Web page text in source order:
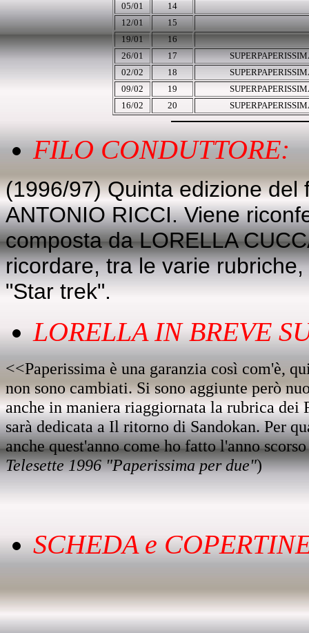
05/01
14
12/01
15
19/01
16
26/01
17
02/02
18
09/02
19
16/02
20
FILO CONDUTTORE:
(1996/97) Quinta edizione
ANTONIO RICCI. Viene
composta da LORELLA
ricordare, tra le varie
"Star trek".
LORELLA IN BREVE
<<Paperissima è una garanzia così com'è,
non sono cambiati. Si sono aggiunte però
anche in maniera riaggiornata la rubrica
sarà dedicata a Il ritorno di Sandokan. Per
anche quest'anno come ho fatto l'anno
Telesette 1996 "Paperissima per due")
SCHEDA e